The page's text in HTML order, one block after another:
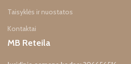
Taisyklės ir nuostatos
Kontaktai
MB Reteila